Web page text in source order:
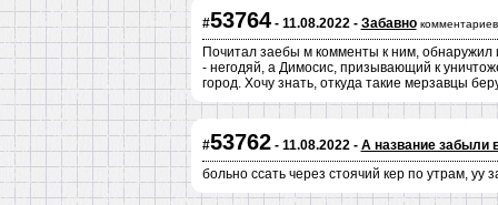
#53764- 11.08.2022 - Забавно
Почитал заебы м комменты к ним,
- негодяй, а Димосис, призывающий к
город. Хочу знать, откуда такие мерзавцы
#53762- 11.08.2022 - А название забыли
больно ссать через стоячий кер по утрам,